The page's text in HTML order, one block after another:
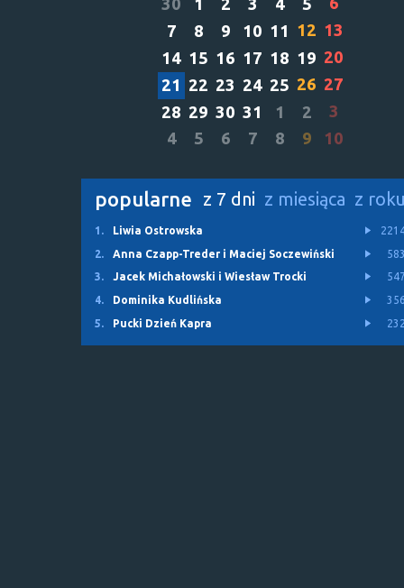
30 1 2 3 4 5
7
8 9 10 11 12 13
14 15 16 17 18 19 20
21 22 23 24 25 26 27
28 29 30 31 1 2
3
4
5 6 7 8 9 10
popularne z 7 dni z miesiąca z
1. Liwia Ostrowska
2.
Anna Czapp-Treder i Maciej Soczewiński
3.
Jacek Michałowski i Wiesław Trocki
4.
Dominika Kudlińska
5.
Pucki Dzień Kapra